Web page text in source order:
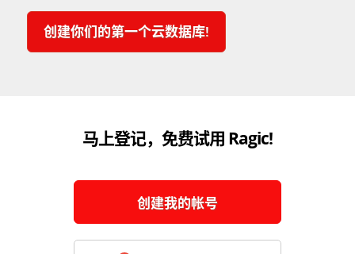
创建你们的第一个云数据库!
马上登记，免费试用 Ragic!
创建我的帐号